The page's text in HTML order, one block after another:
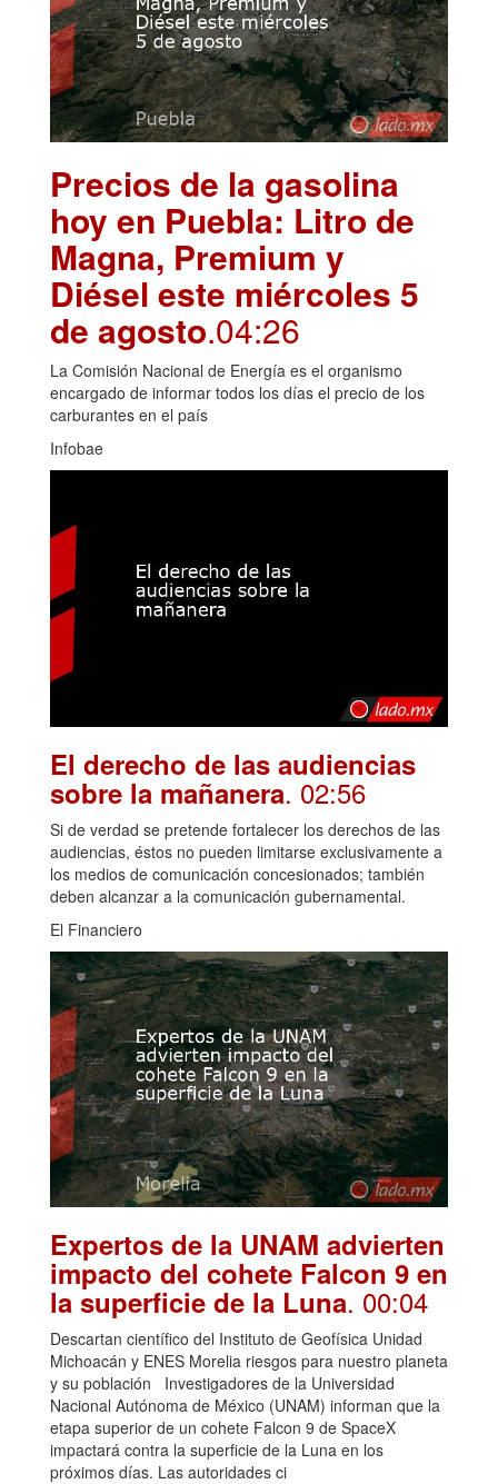
Precios de la gasolina
hoy en Puebla: Litro de
Magna, Premium y
Diésel este miércoles 5
de agosto.04:26
La Comisión Nacional de Energía es el organismo
encargado de informar todos los días el precio de los
carburantes en el país
Infobae
El derecho de las audiencias
sobre la mañanera. 02:56
Si de verdad se pretende fortalecer los derechos de las
audiencias, éstos no pueden limitarse exclusivamente a
los medios de comunicación concesionados; también
deben alcanzar a la comunicación gubernamental.
El Financiero
Expertos de la UNAM advierten
impacto del cohete Falcon 9 en
la superficie de la Luna. 00:04
Descartan científico del Instituto de Geofísica Unidad
Michoacán y ENES Morelia riesgos para nuestro planeta
y su población Investigadores de la Universidad
Nacional Autónoma de México (UNAM) informan que la
etapa superior de un cohete Falcon 9 de SpaceX
impactará contra la superficie de la Luna en los
próximos días. Las autoridades ci